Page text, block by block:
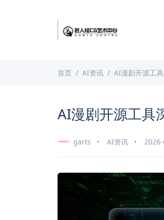
首页 AI资讯 AI漫剧开源工
AI漫剧开源工具
garts AI资讯